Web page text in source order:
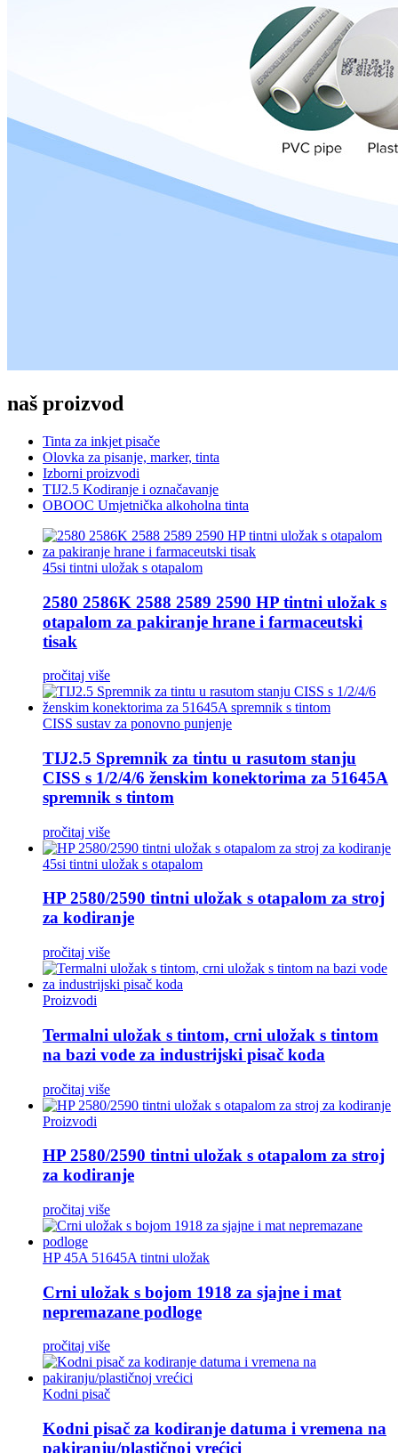
naš proizvod
Tinta za inkjet pisače
Olovka za pisanje, marker, tinta
Izborni proizvodi
TIJ2.5 Kodiranje i označavanje
OBOOC Umjetnička alkoholna tinta
45si tintni uložak s otapalom
2580 2586K 2588 2589 2590 HP tintni uložak s
otapalom za pakiranje hrane i farmaceutski
tisak
pročitaj više
CISS sustav za ponovno punjenje
TIJ2.5 Spremnik za tintu u rasutom stanju
CISS s 1/2/4/6 ženskim konektorima za 51645A
spremnik s tintom
pročitaj više
45si tintni uložak s otapalom
HP 2580/2590 tintni uložak s otapalom za stroj
za kodiranje
pročitaj više
Proizvodi
Termalni uložak s tintom, crni uložak s tintom
na bazi vode za industrijski pisač koda
pročitaj više
Proizvodi
HP 2580/2590 tintni uložak s otapalom za stroj
za kodiranje
pročitaj više
HP 45A 51645A tintni uložak
Crni uložak s bojom 1918 za sjajne i mat
nepremazane podloge
pročitaj više
Kodni pisač
Kodni pisač za kodiranje datuma i vremena na
pakiranju/plastičnoj vrećici